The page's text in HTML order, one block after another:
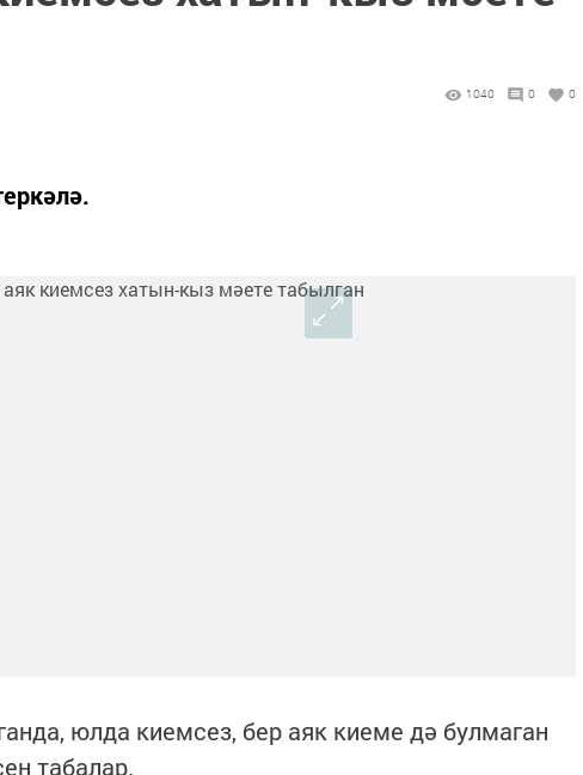
1040 0 0
юлда киемсез, бер аяк киеме дә булмаган
табалар.